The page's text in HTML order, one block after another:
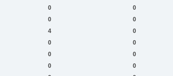
0
0
0
0
4
0
0
0
0
0
0
0